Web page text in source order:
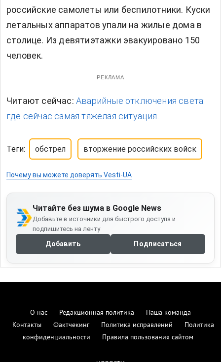
российские самолеты или беспилотники. Куски
летальных аппаратов упали на жилые дома в
столице. Из девятиэтажки эвакуировано 150
человек.
РЕКЛАМА
Читают сейчас: Аварийные отключения света:
где сейчас самая тяжелая ситуация.
Теги: обстрел вторжение российских войск
Почему вы можете доверять Vesti-UA
Читайте без шума в Google News
Добавьте в источники для быстрого доступа и
подпишитесь на ленту
Добавить Подписаться
О нас Редакционная политика
Наша команда
Контакты
Фактчекинг Политика исправлений
Политика
конфиденциальности
Правила пользования сайтом